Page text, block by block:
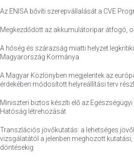
Az ENISA bővíti szerepvállalását a CVE
Megkezdődött az akkumulátoripar átfogó,
A hőség és szárazság miatti helyzet
Magyarország Kormánya
A Magyar Közlönyben megjelentek az
érdekében módosított helyreállítási terv
Miniszteri biztos készíti elő az
Hatóság létrehozását
Transzlációs jövőkutatás: a lehetséges
vizsgálatától a jelenben meghozott
döntésekig